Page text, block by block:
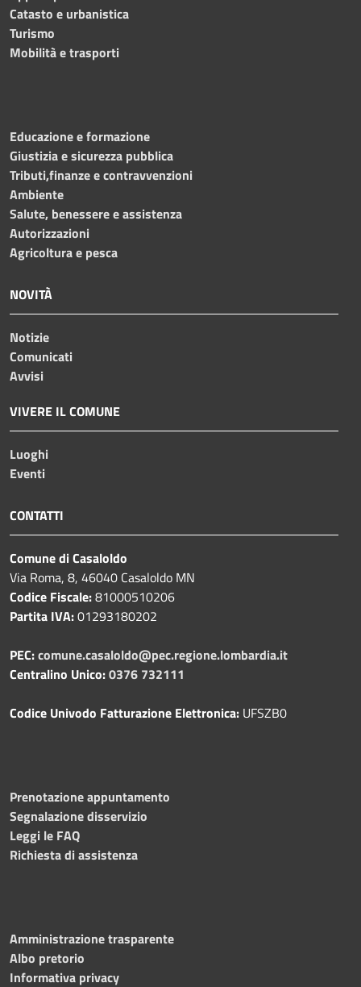
Catasto e urbanistica
Turismo
Mobilità e trasporti
Educazione e formazione
Giustizia e sicurezza pubblica
Tributi,finanze e contravvenzioni
Ambiente
Salute, benessere e assistenza
Autorizzazioni
Agricoltura e pesca
NOVITÀ
Notizie
Comunicati
Avvisi
VIVERE IL COMUNE
Luoghi
Eventi
CONTATTI
Comune di Casaloldo
Via Roma, 8, 46040 Casaloldo MN
Codice Fiscale:81000510206
Partita IVA:01293180202
PEC:comune.casaloldo@pec.regione.lombardia.it
Centralino Unico:0376 732111
Codice Univodo Fatturazione Elettronica: UFSZB0
Prenotazione appuntamento
Segnalazione disservizio
Leggi le FAQ
Richiesta di assistenza
Amministrazione trasparente
Albo pretorio
Informativa privacy